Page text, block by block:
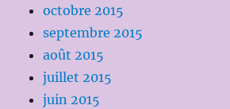
octobre 2015
septembre 2015
août 2015
juillet 2015
juin 2015